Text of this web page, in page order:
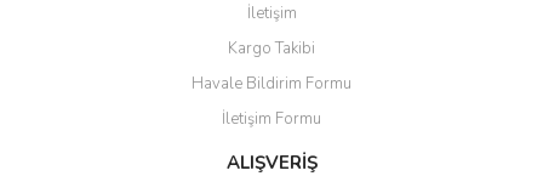
İletişim
Kargo Takibi
Havale Bildirim Formu
İletişim Formu
ALIŞVERİŞ